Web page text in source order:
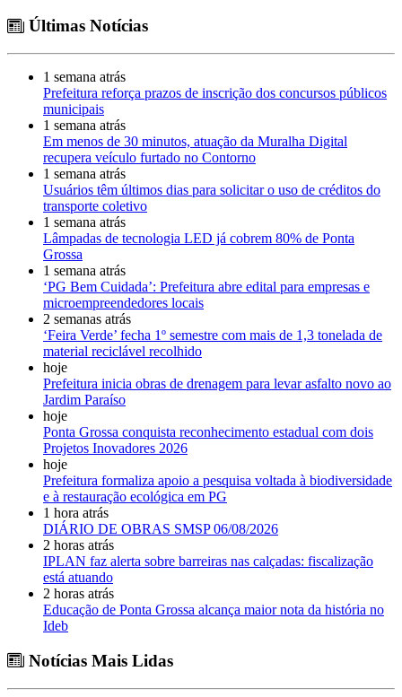
Últimas Notícias
1 semana atrás
Prefeitura reforça prazos de inscrição dos concursos públicos
municipais
1 semana atrás
Em menos de 30 minutos, atuação da Muralha Digital
recupera veículo furtado no Contorno
1 semana atrás
Usuários têm últimos dias para solicitar o uso de créditos do
transporte coletivo
1 semana atrás
Lâmpadas de tecnologia LED já cobrem 80% de Ponta
Grossa
1 semana atrás
‘PG Bem Cuidada’: Prefeitura abre edital para empresas e
microempreendedores locais
2 semanas atrás
‘Feira Verde’ fecha 1º semestre com mais de 1,3 tonelada de
material reciclável recolhido
hoje
Prefeitura inicia obras de drenagem para levar asfalto novo ao
Jardim Paraíso
hoje
Ponta Grossa conquista reconhecimento estadual com dois
Projetos Inovadores 2026
hoje
Prefeitura formaliza apoio a pesquisa voltada à biodiversidade
e à restauração ecológica em PG
1 hora atrás
DIÁRIO DE OBRAS SMSP 06/08/2026
2 horas atrás
IPLAN faz alerta sobre barreiras nas calçadas: fiscalização
está atuando
2 horas atrás
Educação de Ponta Grossa alcança maior nota da história no
Ideb
Notícias Mais Lidas